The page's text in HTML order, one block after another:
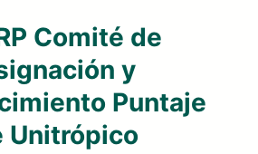
Comité de
y
Puntaje
Unitrópico